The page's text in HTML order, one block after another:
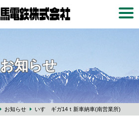
お知らせ
お知らせ いすゞギガ14ｔ新車納車(南営業所)